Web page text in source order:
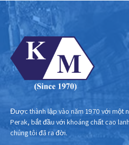
Được thành lập vào năm 1970 với một
Perak, bắt đầu với khoáng chất cao
chúng tôi đã ra đời.